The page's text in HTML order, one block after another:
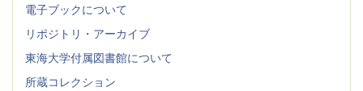
電子ブックについて
リポジトリ・アーカイブ
東海大学付属図書館について
所蔵コレクション